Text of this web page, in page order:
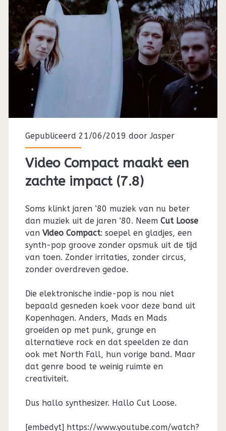
Gepubliceerd 21/06/2019 doorJasper
Video Compact maakt een
zachte impact (7.8)
Soms klinkt jaren ’80 muziek van nu beter
dan muziek uit de jaren ’80. Neem Cut Loose
van Video Compact: soepel en gladjes, een
synth-pop groove zonder opsmuk uit de tijd
van toen. Zonder irritaties, zonder circus,
zonder overdreven gedoe.
Die elektronische indie-pop is nou niet
bepaald gesneden koek voor deze band uit
Kopenhagen. Anders, Mads en Mads
groeiden op met punk, grunge en
alternatieve rock en dat speelden ze dan
ook met North Fall, hun vorige band. Maar
dat genre bood te weinig ruimte en
creativiteit.
Dus hallo synthesizer. Hallo Cut Loose.
[embedyt] https://www.youtube.com/watch?